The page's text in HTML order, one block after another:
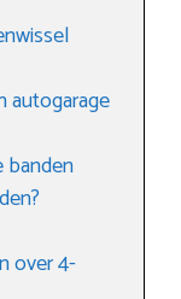
autogarage
over 4-